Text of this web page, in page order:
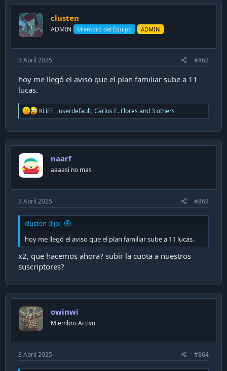
o
n
s
clusten
ADMIN Miembro del Equipo ADMIN
3 Abril 2025 #862
hoy me llegó el aviso que el plan familiar sube a 11
lucas.
R
e
c
t
n
s
KLiFF, _userdefault,Carlos E. Flores and 3 others
naarf
aaaasí no mas
3 Abril 2025 #863
clusten dijo:
hoy me llegó el aviso que el plan familiar sube a 11 lucas.
x2, que hacemos ahora? subir la cuota a nuestros
suscriptores?
owinwi
Miembro Activo
3 Abril 2025 #864